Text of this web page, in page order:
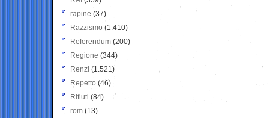
rapine (37)
Razzismo (1.410)
Referendum (200)
Regione (344)
Renzi (1.521)
Repetto (46)
Rifiuti (84)
rom (13)